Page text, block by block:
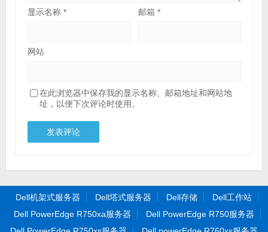
显示名称 * 邮箱*
网站
在此浏览器中保存我的显示名称、邮箱地址和网站地
址，以便下次评论时使用。
Dell机架式服务器 Dell塔式服务器 Dell存储
Dell工作站
Dell PowerEdge R750xa服务器
Dell PowerEdge R750服务器